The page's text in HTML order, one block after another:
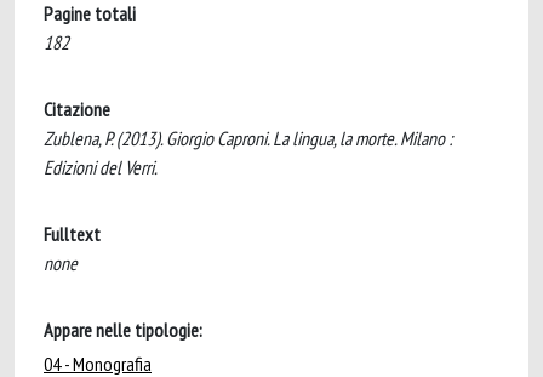
Pagine totali
182
Citazione
Zublena, P. (2013). Giorgio Caproni. La lingua, la morte. Milano :
Edizioni del Verri.
Fulltext
none
Appare nelle tipologie:
04 - Monografia